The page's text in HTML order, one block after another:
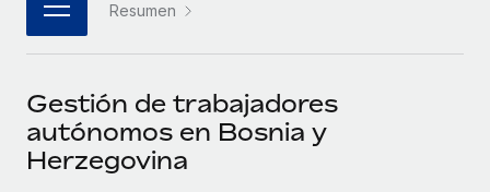
mediante nuestro MCP.
Integraciones
esenciales.
SERVICIOS
Descubre oportunidades de colaborar con nosotros.
Remote Build
Próximamente
Consultoría de integraciones y automatización con IA.
Sala de prensa
Centro de información
Obtén ayuda
Resumen
Gestión de trabajadores
autónomos en Bosnia y
Herzegovina